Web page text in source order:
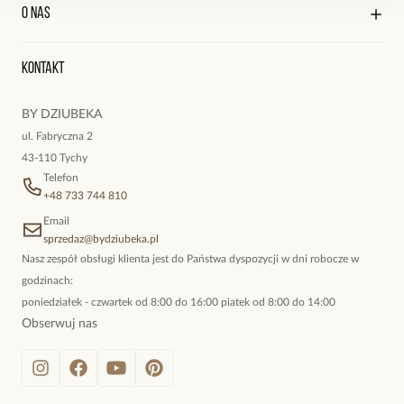
Kolor surowca: złoty.
Długość naszyjnika: 40 cm + 3,5 cm łańcuszek wydłużający.
Rodzaj zapięcia: karabińczyk.
Zobacz inne produkty z kolekcji Simple Steel
Reklamacje i zwroty
Edycja profilu
O nas
Oryginalne naszyjniki, topowe bransoletki, okazałe kolczyki,
Kontakt
BY DZIUBEKA
ul. Fabryczna 2
43-110 Tychy
Telefon
+48 733 744 810
Email
sprzedaz@bydziubeka.pl
Nasz zespół obsługi klienta jest do Państwa dyspozycji w dni robocze w
godzinach:
poniedziałek - czwartek od 8:00 do 16:00 piatek od 8:00 do 14:00
Obserwuj nas